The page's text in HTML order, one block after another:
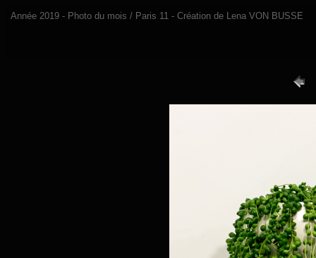
Année 2019 - Photo du mois / Paris 11 - Création de Lena VON BUSSE